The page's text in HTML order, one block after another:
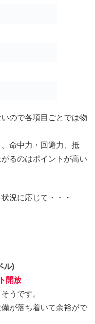
ので各項目ごとでは物
命中力・回避力、抵
るのはポイントが高い
況に応じて・・・
ル)
開放
うです。
が落ち着いて余裕がで